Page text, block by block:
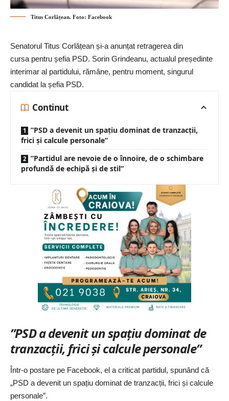
Titus Corlățean. Foto: Facebook
Senatorul Titus Corlățean și-a anunțat retragerea din
cursa pentru șefia PSD. Sorin Grindeanu, actualul președinte
interimar al partidului, rămâne, pentru moment, singurul
candidat la șefia PSD.
Continut
”PSD a devenit un spațiu dominat de tranzacții,
frici și calcule personale”
”Partidul are nevoie de o înnoire, de o schimbare
profundă de echipă și de stil”
”PSD a devenit un spațiu dominat de
tranzacții, frici și calcule personale”
Într-o postare pe Facebook, el a criticat partidul, spunând că
„PSD a devenit un spațiu dominat de tranzacții, frici și calcule
personale”.